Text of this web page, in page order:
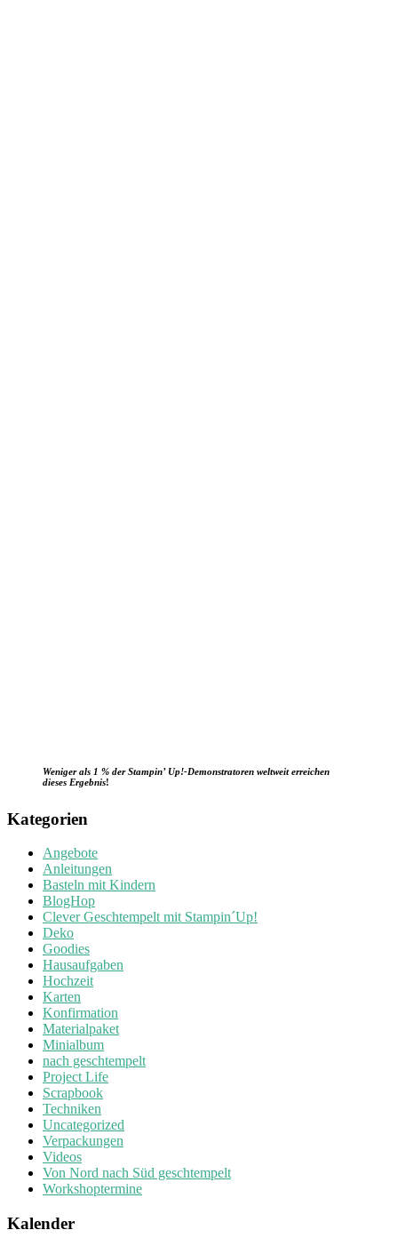
Weniger als 1 % der Stampin’ Up!-Demonstratoren weltweit erreichen
dieses Ergebnis!
Kategorien
Angebote
Anleitungen
Basteln mit Kindern
BlogHop
Clever Geschtempelt mit Stampin´Up!
Deko
Goodies
Hausaufgaben
Hochzeit
Karten
Konfirmation
Materialpaket
Minialbum
nach geschtempelt
Project Life
Scrapbook
Techniken
Uncategorized
Verpackungen
Videos
Von Nord nach Süd geschtempelt
Workshoptermine
Kalender